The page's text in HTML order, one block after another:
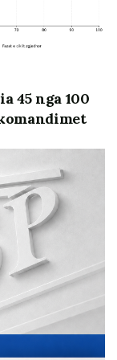
së
(ISP)
Kodi i
dhe propozime
sugjeruar
mbi të gjithë
bëhet në
vitin
fuqi në fillimet e
konstruktiv
dhe
45 nga 100